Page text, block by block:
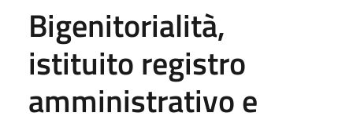
Bigenitorialità,
istituito registro
amministrativo e